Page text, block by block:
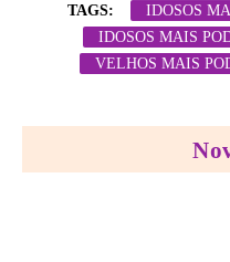
TAGS:
IDOSOS
IDOSOS MAIS
VELHOS MAIS